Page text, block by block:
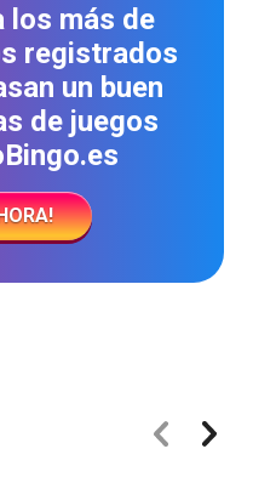
los más de
registrados
un buen
de juegos